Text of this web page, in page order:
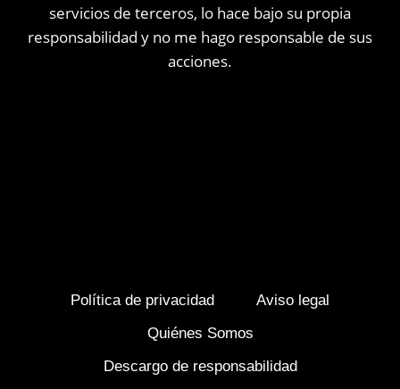
servicios de terceros, lo hace bajo su propia
responsabilidad y no me hago responsable de sus
acciones.
Política de privacidad
Aviso legal
Quiénes Somos
Descargo de responsabilidad